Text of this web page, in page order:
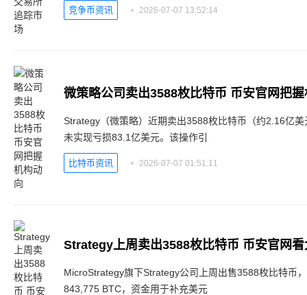
竞争币资讯 2026-07-07 13:52:14
微策略公司卖出3588枚比特币 币安官网把
Strategy（微策略）近期卖出3588枚比特币（约2.16亿
未实现亏损83.1亿美元。该操作引
比特币资讯 2026-07-07 01:51:11
Strategy上周卖出3588枚比特币 币安官网看
MicroStrategy旗下Strategy公司上周出售3588枚比特币
843,775 BTC，资金用于补充美元